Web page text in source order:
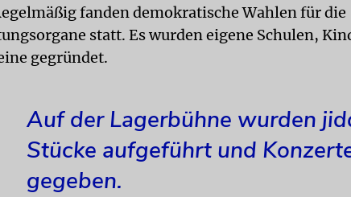
fanden demokratische Wahlen für die
statt. Es wurden eigene Schulen,
gegründet.
Auf der Lagerbühne wurden
Stücke aufgeführt und
gegeben.